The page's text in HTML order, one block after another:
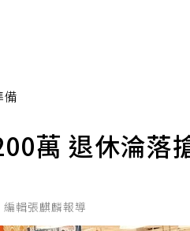
備
萬 退休淪落
編輯張麒麟報導